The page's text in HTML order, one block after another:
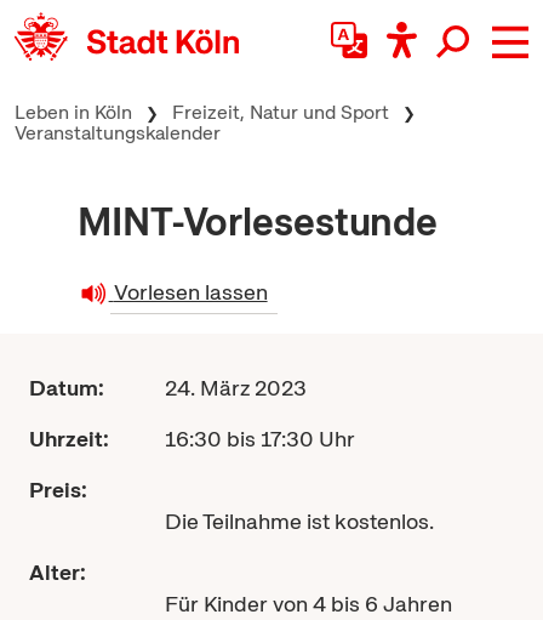
zum Inhalt springen
Leben in Köln
Freizeit, Natur und Sport
Veranstaltungskalender
MINT-Vorlesestunde
Vorlesen lassen
Datum:
24. März 2023
Uhrzeit:
16:30 bis 17:30 Uhr
Preis:
Die Teilnahme ist kostenlos.
Alter:
Für Kinder von 4 bis 6 Jahren